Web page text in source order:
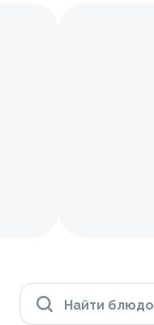
Найти блюдо